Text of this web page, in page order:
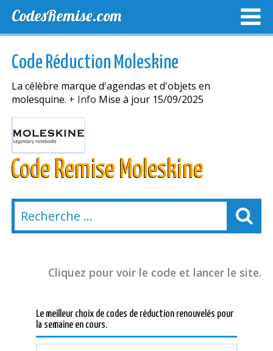
CodesRemise.com
NOUVELLES MAGASINS
Code Réduction Moleskine
La célèbre marque d'agendas et d'objets en
molesquine. + Info Mise à jour 15/09/2025
Code Remise Moleskine
Cliquez pour voir le code et lancer le site.
Le meilleur choix de codes de réduction renouvelés pour
la semaine en cours.